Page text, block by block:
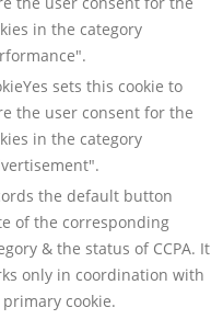
in the category
sets this cookie to
the user consent for the
in the category
the default button
of the corresponding
& the status of CCPA. It
only in coordination with
cookie.